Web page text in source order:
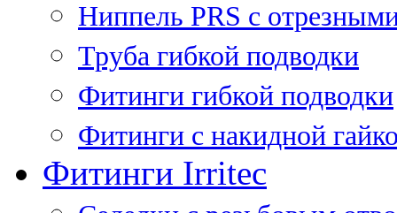
Ниппель PRS с
Труба гибкой подводки
Фитинги гибкой подводки
Фитинги с накидной
Фитинги Irritec